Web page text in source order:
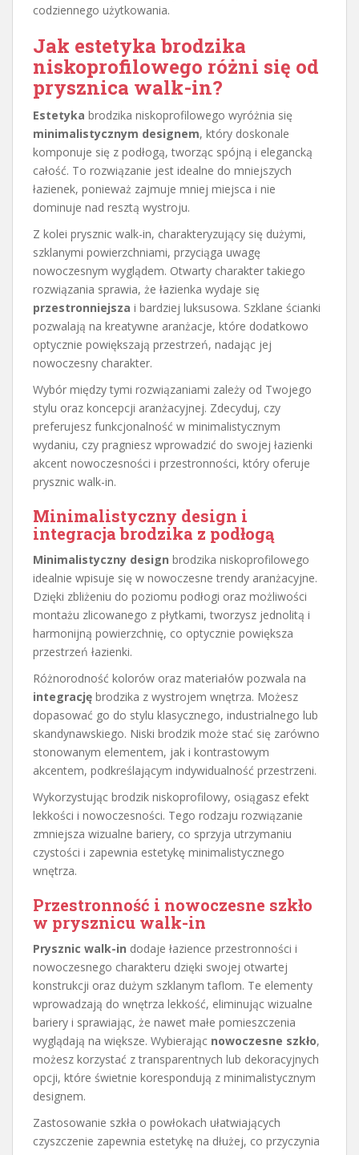
codziennego użytkowania.
Jak estetyka brodzika
niskoprofilowego różni się od
prysznica walk-in?
Estetyka brodzika niskoprofilowego wyróżnia się
minimalistycznym designem, który doskonale
komponuje się z podłogą, tworząc spójną i elegancką
całość. To rozwiązanie jest idealne do mniejszych
łazienek, ponieważ zajmuje mniej miejsca i nie
dominuje nad resztą wystroju.
Z kolei prysznic walk-in, charakteryzujący się dużymi,
szklanymi powierzchniami, przyciąga uwagę
nowoczesnym wyglądem. Otwarty charakter takiego
rozwiązania sprawia, że łazienka wydaje się
przestronniejsza i bardziej luksusowa. Szklane ścianki
pozwalają na kreatywne aranżacje, które dodatkowo
optycznie powiększają przestrzeń, nadając jej
nowoczesny charakter.
Wybór między tymi rozwiązaniami zależy od Twojego
stylu oraz koncepcji aranżacyjnej. Zdecyduj, czy
preferujesz funkcjonalność w minimalistycznym
wydaniu, czy pragniesz wprowadzić do swojej łazienki
akcent nowoczesności i przestronności, który oferuje
prysznic walk-in.
Minimalistyczny design i
integracja brodzika z podłogą
Minimalistyczny design brodzika niskoprofilowego
idealnie wpisuje się w nowoczesne trendy aranżacyjne.
Dzięki zbliżeniu do poziomu podłogi oraz możliwości
montażu zlicowanego z płytkami, tworzysz jednolitą i
harmonijną powierzchnię, co optycznie powiększa
przestrzeń łazienki.
Różnorodność kolorów oraz materiałów pozwala na
integrację brodzika z wystrojem wnętrza. Możesz
dopasować go do stylu klasycznego, industrialnego lub
skandynawskiego. Niski brodzik może stać się zarówno
stonowanym elementem, jak i kontrastowym
akcentem, podkreślającym indywidualność przestrzeni.
Wykorzystując brodzik niskoprofilowy, osiągasz efekt
lekkości i nowoczesności. Tego rodzaju rozwiązanie
zmniejsza wizualne bariery, co sprzyja utrzymaniu
czystości i zapewnia estetykę minimalistycznego
wnętrza.
Przestronność i nowoczesne szkło
w prysznicu walk-in
Prysznic walk-in dodaje łazience przestronności i
nowoczesnego charakteru dzięki swojej otwartej
konstrukcji oraz dużym szklanym taflom. Te elementy
wprowadzają do wnętrza lekkość, eliminując wizualne
bariery i sprawiając, że nawet małe pomieszczenia
wyglądają na większe. Wybierając nowoczesne szkło,
możesz korzystać z transparentnych lub dekoracyjnych
opcji, które świetnie korespondują z minimalistycznym
designem.
Zastosowanie szkła o powłokach ułatwiających
czyszczenie zapewnia estetykę na dłużej, co przyczynia